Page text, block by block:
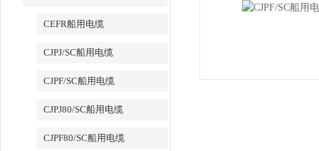
CEFR船用电缆
CJPJ/SC船用电缆
CJPF/SC船用电缆
CJPJ80/SC船用电缆
CJPF80/SC船用电缆